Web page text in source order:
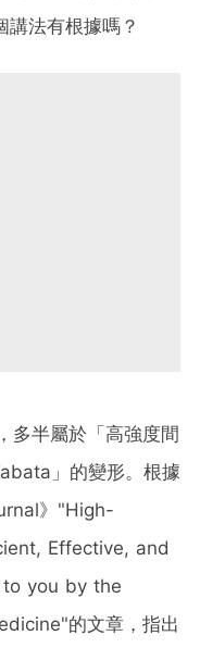
講法有根據嗎？
多半屬於「高強度間
」的變形。根據
》"High-
Effective, and
to you by the
的文章，指出